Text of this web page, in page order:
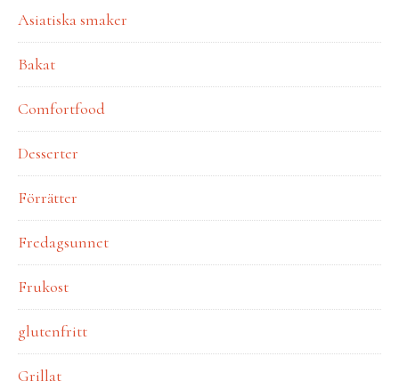
Asiatiska smaker
Bakat
Comfortfood
Desserter
Förrätter
Fredagsunnet
Frukost
glutenfritt
Grillat